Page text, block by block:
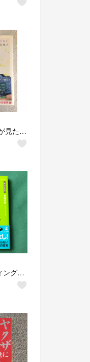
幻冬舎 僕は自分が見たことしか信じない 内田篤人
ウェブマ－ケティングという茶番